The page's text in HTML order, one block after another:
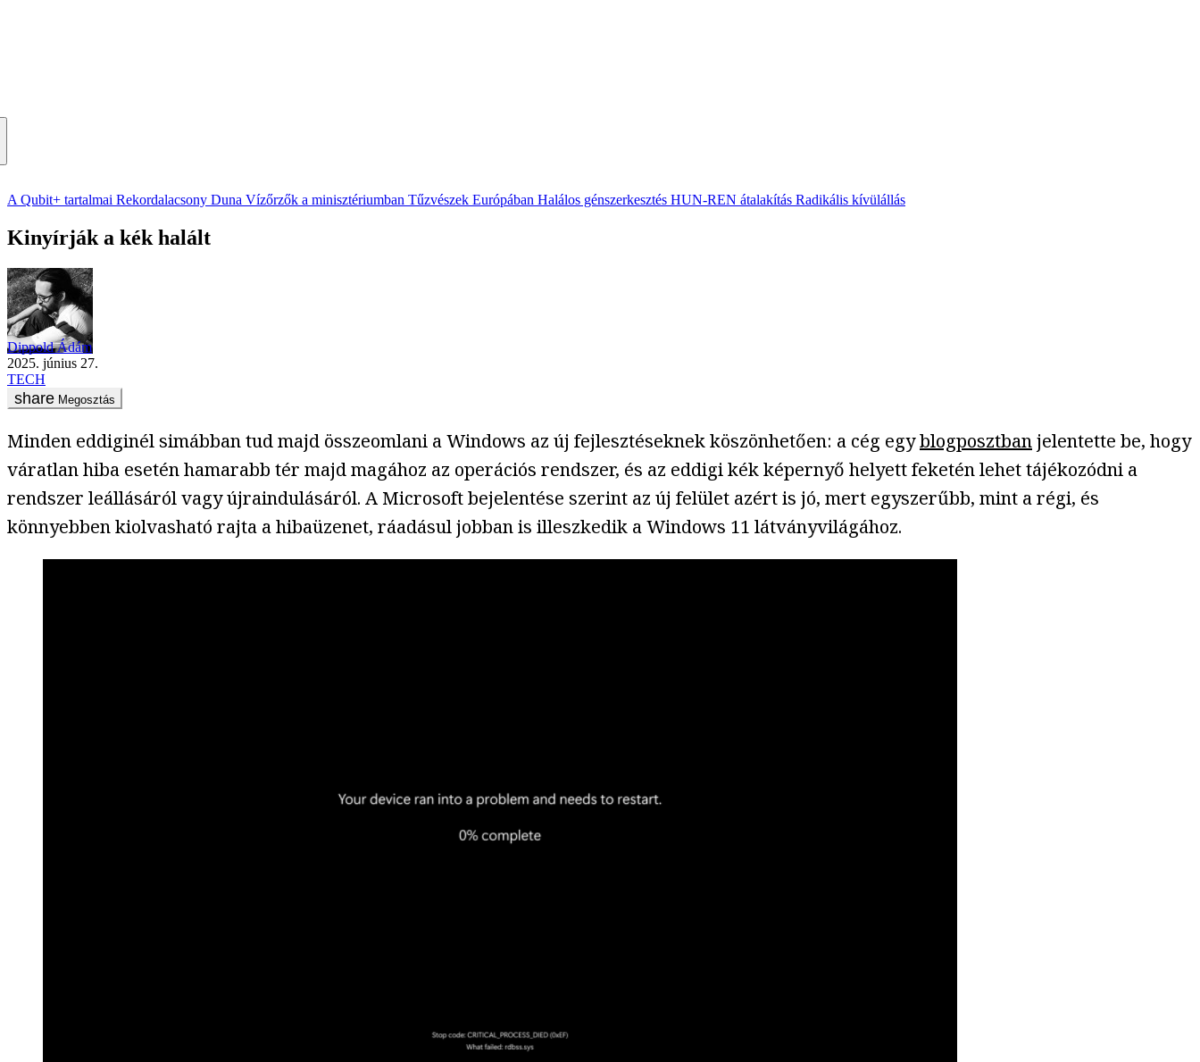
A Qubit+ tartalmai Rekordalacsony Duna Vízőrzők a minisztériumban Tűzvészek Európában Halálos génszerkesztés HUN-REN átalakítás Radikális kívülállás
Kinyírják a kék halált
Dippold Ádám
2025. június 27.
TECH
Megosztás
Minden eddiginél simábban tud majd összeomlani a Windows az új fejlesztéseknek köszönhetően: a cég egyblogposztbanjelentette be, hogy
váratlan hiba esetén hamarabb tér majd magához az operációs rendszer, és az eddigi kék képernyő helyett feketén lehet tájékozódni a
rendszer leállásáról vagy újraindulásáról. A Microsoft bejelentése szerint az új felület azért is jó, mert egyszerűbb, mint a régi, és
könnyebben kiolvasható rajta a hibaüzenet, ráadásul jobban is illeszkedik a Windows 11 látványvilágához.